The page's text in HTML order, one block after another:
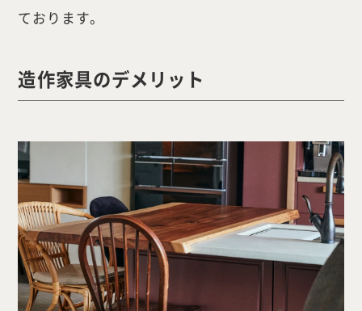
ております。
造作家具のデメリット